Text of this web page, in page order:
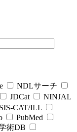
NDLサーチ
JDCat
NINJAL
CAT/ILL
PubMed
術DB